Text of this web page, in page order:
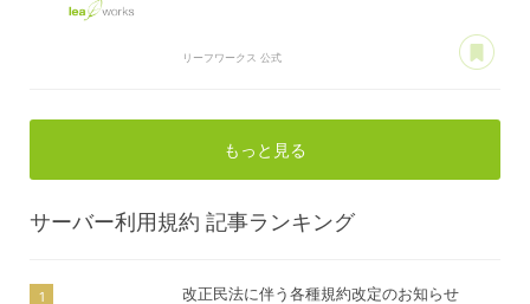
リーフワークス 公式
もっと見る
サーバー利用規約 記事ランキング
改正民法に伴う各種規約改定のお知らせ